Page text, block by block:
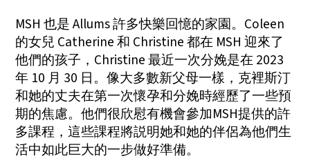
MSH 也是 Allums 許多快樂回憶的家園。Coleen
的女兒 Catherine 和 Christine 都在 MSH 迎來了
他們的孩子，Christine 最近一次分娩是在 2023
年 10 月 30 日。像大多數新父母一樣，克裡斯汀
和她的丈夫在第一次懷孕和分娩時經歷了一些預
期的焦慮。他們很欣慰有機會參加MSH提供的許
多課程，這些課程將説明她和她的伴侶為他們生
活中如此巨大的一步做好準備。